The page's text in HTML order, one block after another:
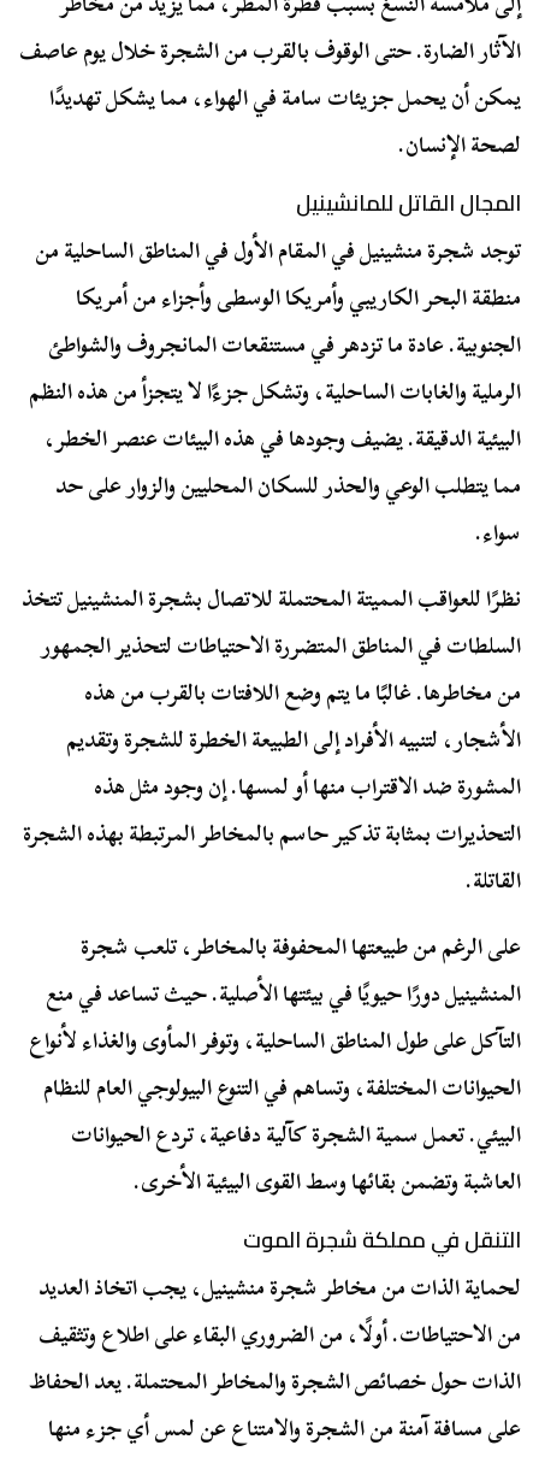
الآثار الضارة. حتى الوقوف بالقرب من الشجرة خلال يوم عاصف
يمكن أن يحمل جزيئات سامة في الهواء، مما يشكل تهديدًا
لصحة الإنسان.
المجال القاتل للمانشينيل
توجد شجرة منشينيل في المقام الأول في المناطق الساحلية من
منطقة البحر الكاريبي وأمريكا الوسطى وأجزاء من أمريكا
الجنوبية. عادة ما تزدهر في مستنقعات المانجروف والشواطئ
الرملية والغابات الساحلية، وتشكل جزءًا لا يتجزأ من هذه النظم
البيئية الدقيقة. يضيف وجودها في هذه البيئات عنصر الخطر،
مما يتطلب الوعي والحذر للسكان المحليين والزوار على حد
سواء.
نظرًا للعواقب المميتة المحتملة للاتصال بشجرة المنشينيل تتخذ
السلطات في المناطق المتضررة الاحتياطات لتحذير الجمهور
من مخاطرها. غالبًا ما يتم وضع اللافتات بالقرب من هذه
الأشجار، لتنبيه الأفراد إلى الطبيعة الخطرة للشجرة وتقديم
المشورة ضد الاقتراب منها أو لمسها. إن وجود مثل هذه
التحذيرات بمثابة تذكير حاسم بالمخاطر المرتبطة بهذه الشجرة
القاتلة.
على الرغم من طبيعتها المحفوفة بالمخاطر، تلعب شجرة
المنشينيل دورًا حيويًا في بيئتها الأصلية. حيث تساعد في منع
التآكل على طول المناطق الساحلية، وتوفر المأوى والغذاء لأنواع
الحيوانات المختلفة، وتساهم في التنوع البيولوجي العام للنظام
البيئي. تعمل سمية الشجرة كآلية دفاعية، تردع الحيوانات
العاشبة وتضمن بقائها وسط القوى البيئية الأخرى.
التنقل في مملكة شجرة الموت
لحماية الذات من مخاطر شجرة منشينيل، يجب اتخاذ العديد
من الاحتياطات. أولًا، من الضروري البقاء على اطلاع وتثقيف
الذات حول خصائص الشجرة والمخاطر المحتملة. يعد الحفاظ
على مسافة آمنة من الشجرة والامتناع عن لمس أي جزء منها